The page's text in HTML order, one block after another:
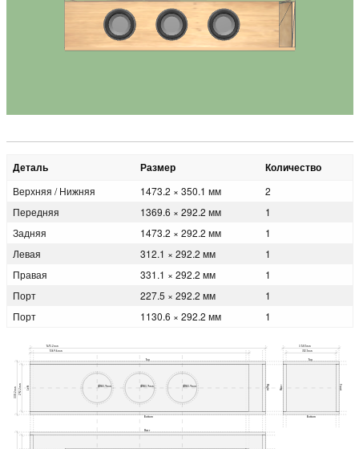
Деталь Размер Количество
Верхняя / Нижняя 1473.2 × 350.1 мм
2
Передняя
1369.6 × 292.2 мм
1
Задняя
1473.2 × 292.2 мм
1
Левая
312.1 × 292.2 мм
1
Правая
331.1 × 292.2 мм
1
Порт
227.5 × 292.2 мм
1
Порт
1130.6 × 292.2 мм 1
Ø183.9мм
Ø183.9мм Ø183.9мм
1473.2мм
1369.6мм
350.1мм
312.1мм
330.2мм292.2мм
Top Top
Bottom Bottom
Rear
Left Right Rear Front